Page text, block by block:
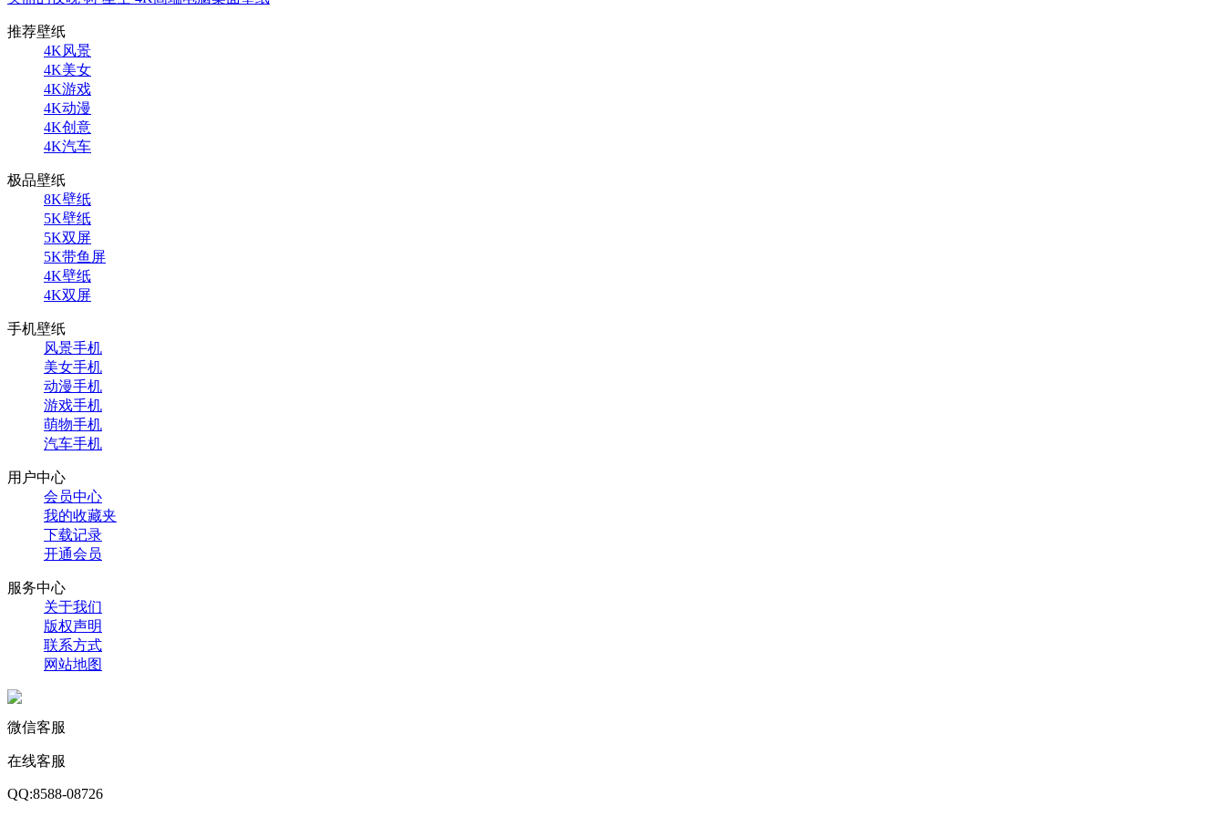
推荐壁纸
4K风景
4K美女
4K游戏
4K动漫
4K创意
4K汽车
极品壁纸
8K壁纸
5K壁纸
5K双屏
5K带鱼屏
4K壁纸
4K双屏
手机壁纸
风景手机
美女手机
动漫手机
游戏手机
萌物手机
汽车手机
用户中心
会员中心
我的收藏夹
下载记录
开通会员
服务中心
关于我们
版权声明
联系方式
网站地图
微信客服
在线客服
QQ:8588-08726